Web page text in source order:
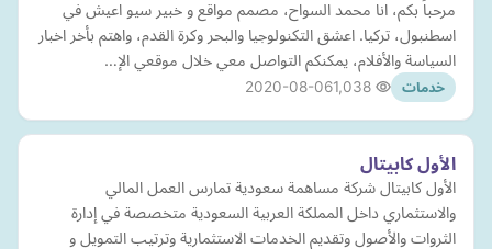
مرحباً بكم، انا محمد السواح، مصمم مواقع و خبير سيو اعيش في
اسطنبول، تركيا. اعشق التكنولوجيا والبحر وكرة القدم، واهتم بأخر اخبار
السياسة والأفلام، يمكنكم التواصل معي خلال موقعي الإ…
خدمات 2020-08-06
الأول كابيتال
الأول كابيتال شركة مساهمة سعودية تمارس العمل المالي
والاستثماري داخل المملكة العربية السعودية متخصصة في إدارة
الثروات والأصول وتقديم الخدمات الاستثمارية وترتيب التمويل و